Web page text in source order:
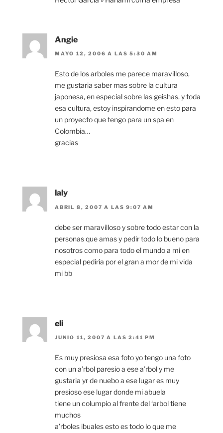
Angie
MAYO 12, 2006 A LAS 5:30 AM
Esto de los arboles me parece maravilloso,
me gustaria saber mas sobre la cultura
japonesa, en especial sobre las geishas, y toda
esa cultura, estoy inspirandome en esto para
un proyecto que tengo para un spa en
Colombia…
gracias
laly
ABRIL 8, 2007 A LAS 9:07 AM
debe ser maravilloso y sobre todo estar con la
personas que amas y pedir todo lo bueno para
nosotros como para todo el mundo a mi en
especial pediria por el gran a mor de mi vida
mi bb
eli
JUNIO 11, 2007 A LAS 2:41 PM
Es muy presiosa esa foto yo tengo una foto
con un a’rbol paresio a ese a’rbol y me
gustaria yr de nuebo a ese lugar es muy
presioso ese lugar donde mi abuela
tiene un columpio al frente del ‘arbol tiene
muchos
a’rboles ibuales esto es todo lo que me